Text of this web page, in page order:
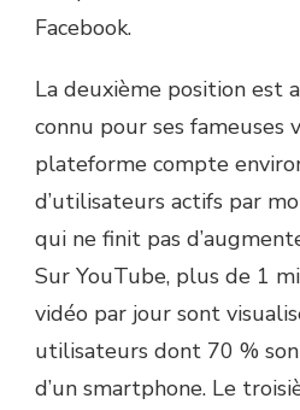
Facebook.
La deuxième position est
connu pour ses fameuses
plateforme compte
d’utilisateurs actifs par
qui ne finit pas
Sur YouTube, plus de 1
vidéo par jour sont
utilisateurs dont 70 %
d’un smartphone. Le